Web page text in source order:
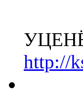
http://